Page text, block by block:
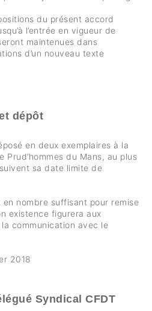
du présent accord
l’entrée en vigueur de
maintenues dans
d’un nouveau texte
dépôt
en deux exemplaires à la
Prud’hommes du Mans, au plus
sa date limite de
nombre suffisant pour remise
existence figurera aux
communication avec le
2018
Syndical CFDT